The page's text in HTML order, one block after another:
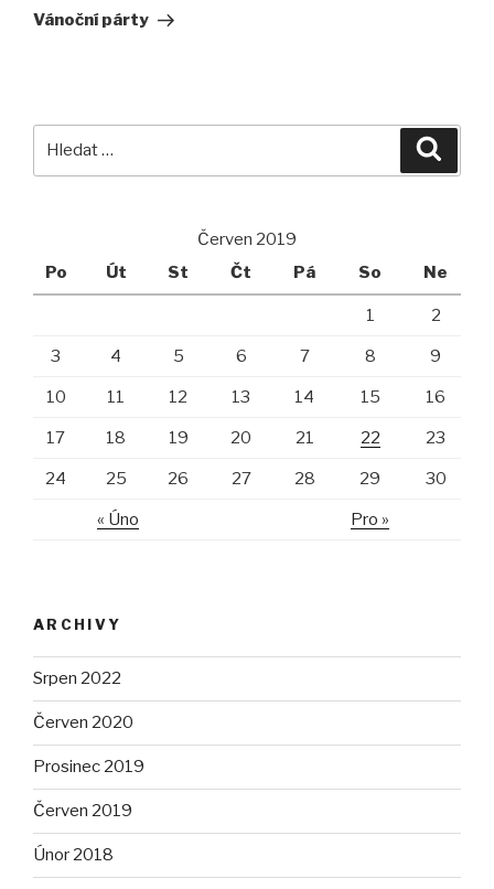
příspěvek
Vánoční párty
Červen 2019
Po
Út St Čt Pá So Ne
« Úno Pro »
1 2
3 4 5 6 7 8 9
10 11 12 13 14 15 16
17 18 19 20 21 22 23
24 25 26 27 28 29 30
ARCHIVY
Srpen 2022
Červen 2020
Prosinec 2019
Červen 2019
Únor 2018